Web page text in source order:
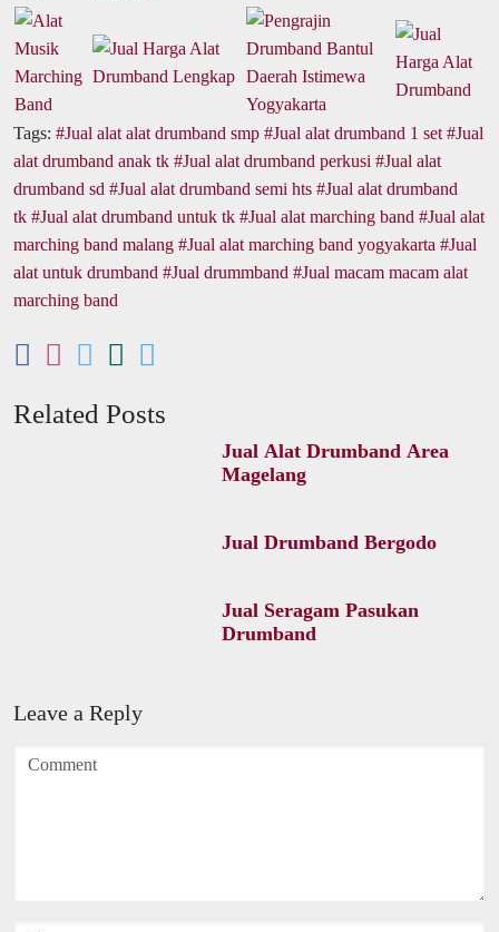
Tags: Jual alat alat drumband smp Jual alat drumband 1 set
Jual
alat drumband anak tk
Jual alat drumband perkusi
Jual alat
drumband sd
Jual alat drumband semi hts
Jual alat drumband
tk
Jual alat drumband untuk tk Jual alat marching band
Jual alat
marching band malang
Jual alat marching band yogyakarta
Jual
alat untuk drumband
Jual drummband
Jual macam macam alat
marching band
Related Posts
Jual Alat Drumband Area
Magelang
Jual Drumband Bergodo
Jual Seragam Pasukan
Drumband
Leave a Reply